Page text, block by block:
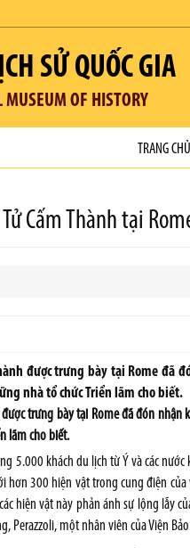
SỬ QUỐC GIA
OF HISTORY
TRANG CHỦ
Cấm Thành tại
được trưng bày tại Rome
nhà tổ chức Triển lãm cho biết.
được trưng bày tại Rome đã đón
lãm cho biết.
5.000 khách du lịch từ Ý và các
hơn 300 hiện vật trong cung điện
hiện vật này phản ánh sự lộng lẫy
Perazzoli, một nhân viên của Viện